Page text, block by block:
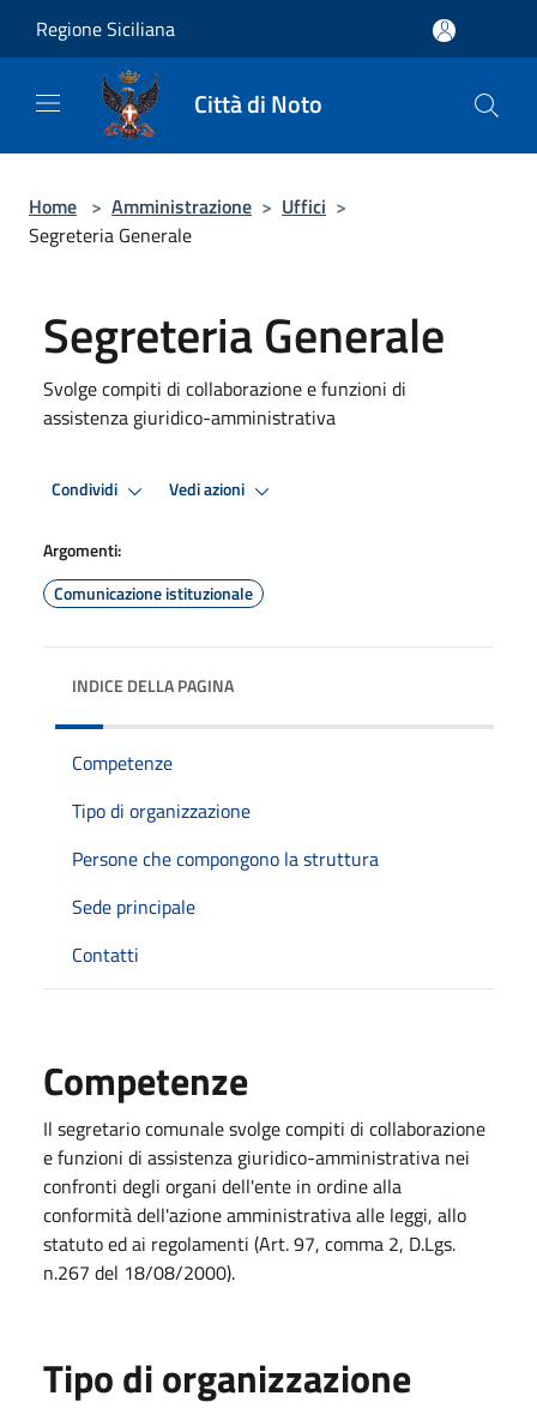
Regione Siciliana
Città di Noto
Home > Amministrazione > Uffici >
Segreteria Generale
Segreteria Generale
Svolge compiti di collaborazione e funzioni di
assistenza giuridico-amministrativa
Condividi Vedi azioni
Argomenti:
Comunicazione istituzionale
INDICE DELLA PAGINA
Competenze
Tipo di organizzazione
Persone che compongono la struttura
Sede principale
Contatti
Competenze
Il segretario comunale svolge compiti di collaborazione
e funzioni di assistenza giuridico-amministrativa nei
confronti degli organi dell'ente in ordine alla
conformità dell'azione amministrativa alle leggi, allo
statuto ed ai regolamenti (Art. 97, comma 2, D.Lgs.
n.267 del 18/08/2000).
Tipo di organizzazione